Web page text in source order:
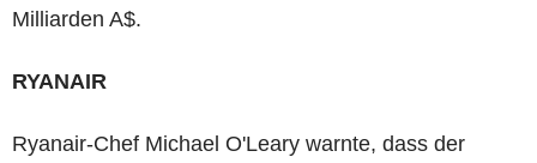
Milliarden A$.
RYANAIR
Ryanair-Chef Michael O'Leary warnte, dass der